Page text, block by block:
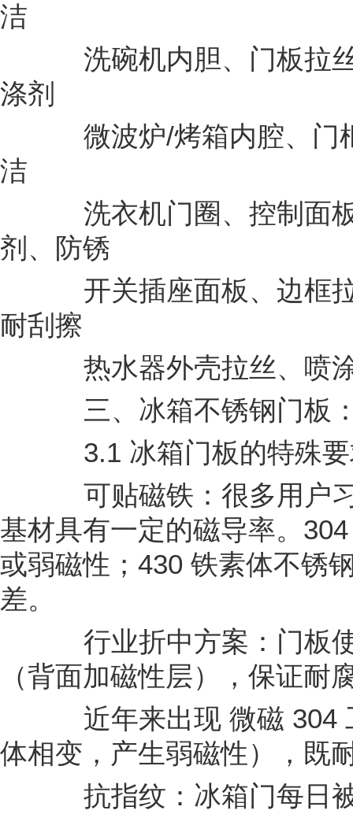
洁
洗碗机内胆、门板拉丝
涤剂
微波炉/烤箱内腔、门
洁
洗衣机门圈、控制面板
剂、防锈
开关插座面板、边框拉
耐刮擦
热水器外壳拉丝、喷
三、冰箱不锈钢门板：
3.1 冰箱门板的特殊要
可贴磁铁：很多用户习
基材具有一定的磁导率。
或弱磁性；430 铁素体不锈
差。
行业折中方案：门板使
（背面加磁性层），保证耐
近年来出现 微磁 304
体相变，产生弱磁性），既
抗指纹：冰箱门每日被